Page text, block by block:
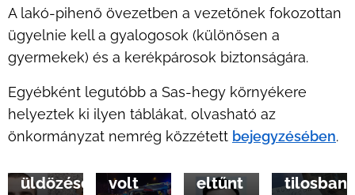
A lakó-pihenő övezetben a vezetőnek fokozottan
ügyelnie kell a gyalogosok (különösen a
gyermekek) és a kerékpárosok biztonságára.
Egyébként legutóbb a Sas-hegy környékere
helyeztek ki ilyen táblákat, olvasható az
önkormányzat nemrég közzétett bejegyzésében.
Keresi
a
rendőrség
üldözéses
2025.01.05
Autós
volt
Holtan
találták
az
eltűnt
Delhusa
adta
magát
tilosban